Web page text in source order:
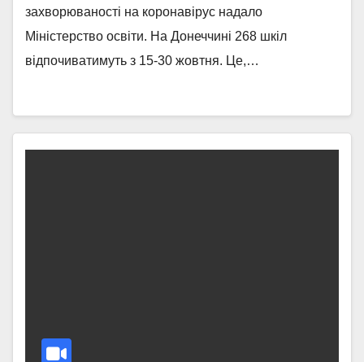
захворюваності на коронавірус надало
Міністерство освіти. На Донеччині 268 шкіл
відпочиватимуть з 15-30 жовтня. Це,…